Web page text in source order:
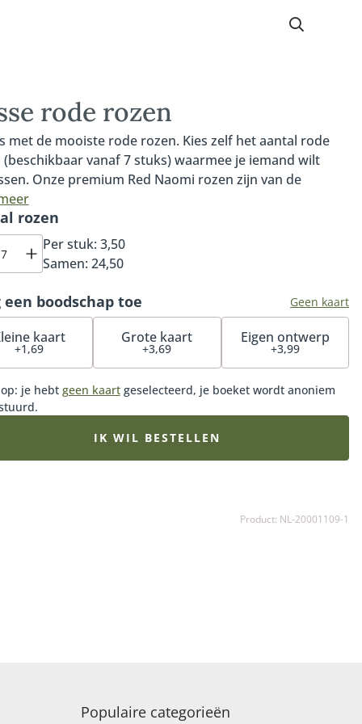
rode rozen
met de mooiste rode rozen. Kies zelf het aantal rode
(beschikbaar vanaf 7 stuks) waarmee je iemand wilt
Onze premium Red Naomi rozen zijn van de
kwaliteit, van Nederlandse bodem en de mooiste
soort. De Red Naomi roos is een prachtige roos met
bloemblaadjes, een grote knop en tot wel
bloemblaadjes per roos. Bovendien heeft de Red
roos een zoete en subtiele geur. De steel van onze Red
roos is tenminste 60cm lang. Onze rode rozen zijn
vanaf 7 stuks. Je kiest zelf het aantal en de lokale
bloemist stelt daarmee een prachtige rode rozen
samen. Maak je cadeau extra speciaal met een
vaas. Tot 5 stuks kies je de Soho vaas, bij 11 tot 20
Medium Perfect vaas, 25 tot 50 stuks de Grote
vaas, en vanaf 50 stuks de Deluxe vaas.
rozen
Per stuk: 3,50
Samen: 24,50
een boodschap toe Geen kaart
kaart
+1,69
Grote kaart
+3,69
Eigen ontwerp
+3,99
je hebt geen kaartgeselecteerd, je boeket wordt anoniem
IK WIL BESTELLEN
Product: NL-20001109-1
Populaire categorieën